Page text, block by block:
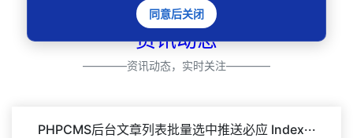
资讯动态
————资讯动态，实时关注————
PHPCMS后台文章列表批量选中推送必应 Index···
同意后关闭